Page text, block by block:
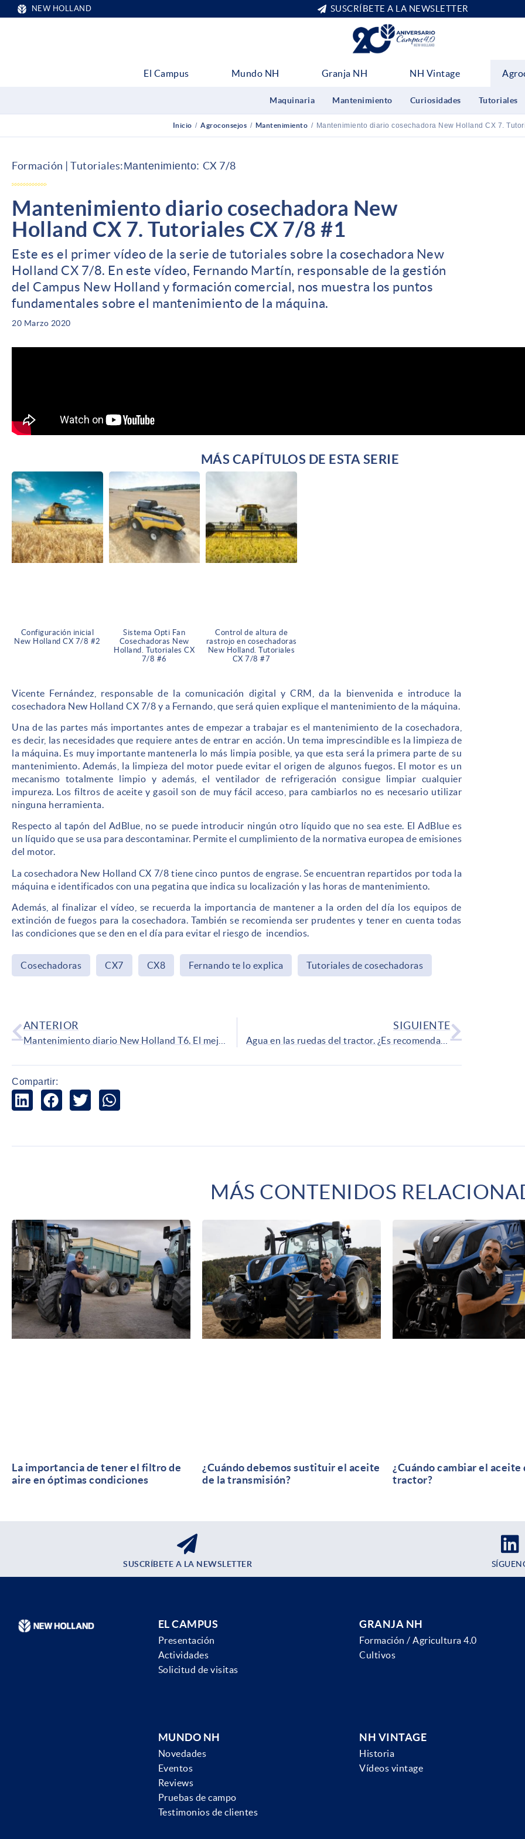
NEW HOLLAND SUSCRÍBETE A LA NEWSLETTER
El Campus Mundo NH Granja NH NH Vintage
Maquinaria Mantenimiento Curiosidades Tutoriales
Inicio / Agroconsejos / Mantenimiento / Mantenimiento diario cosechadora New Holland CX 7.
Formación | Tutoriales:Mantenimiento: CX 7/8
Mantenimiento diario cosechadora New
Holland CX 7. Tutoriales CX 7/8 #1
Este es el primer vídeo de la serie de tutoriales sobre la cosechadora New
Holland CX 7/8. En este vídeo, Fernando Martín, responsable de la gestión
del Campus New Holland y formación comercial, nos muestra los puntos
fundamentales sobre el mantenimiento de la máquina.
20 Marzo 2020
MÁS CAPÍTULOS DE ESTA SERIE
Configuración inicial
New Holland CX 7/8 #2
Sistema Opti Fan
Cosechadoras New
Holland. Tutoriales CX
7/8 #6
Control de altura de
rastrojo en cosechadoras
New Holland. Tutoriales
CX 7/8 #7
Vicente Fernández, responsable de la comunicación digital y CRM, da la bienvenida e introduce la
cosechadora New Holland CX 7/8 y a Fernando, que será quien explique el mantenimiento de la máquina.
Una de las partes más importantes antes de empezar a trabajar es el mantenimiento de la cosechadora,
es decir, las necesidades que requiere antes de entrar en acción. Un tema imprescindible es la limpieza de
la máquina. Es muy importante mantenerla lo más limpia posible, ya que esta será la primera parte de su
mantenimiento. Además, la limpieza del motor puede evitar el origen de algunos fuegos. El motor es un
mecanismo totalmente limpio y además, el ventilador de refrigeración consigue limpiar cualquier
impureza. Los filtros de aceite y gasoil son de muy fácil acceso, para cambiarlos no es necesario utilizar
ninguna herramienta.
Respecto al tapón del AdBlue, no se puede introducir ningún otro líquido que no sea este. El AdBlue es
un líquido que se usa para descontaminar. Permite el cumplimiento de la normativa europea de emisiones
del motor.
La cosechadora New Holland CX 7/8 tiene cinco puntos de engrase. Se encuentran repartidos por toda la
máquina e identificados con una pegatina que indica su localización y las horas de mantenimiento.
Además, al finalizar el vídeo, se recuerda la importancia de mantener a la orden del día los equipos de
extinción de fuegos para la cosechadora. También se recomienda ser prudentes y tener en cuenta todas
las condiciones que se den en el día para evitar el riesgo de incendios.
Cosechadoras CX7 CX8 Fernando te lo explica Tutoriales de cosechadoras
ANTERIOR SIGUIENTE
Compartir:
MÁS CONTENIDOS
La importancia de tener el filtro de
aire en óptimas condiciones
¿Cuándo debemos sustituir el aceite
de la transmisión?
¿Cuándo cambiar el aceite
tractor?
SUSCRÍBETE A LA NEWSLETTER
EL CAMPUS
Presentación
Actividades
Solicitud de visitas
GRANJA NH
Formación / Agricultura 4.0
Cultivos
MUNDO NH
Novedades
Eventos
Reviews
Pruebas de campo
Testimonios de clientes
NH VINTAGE
Historia
Vídeos vintage